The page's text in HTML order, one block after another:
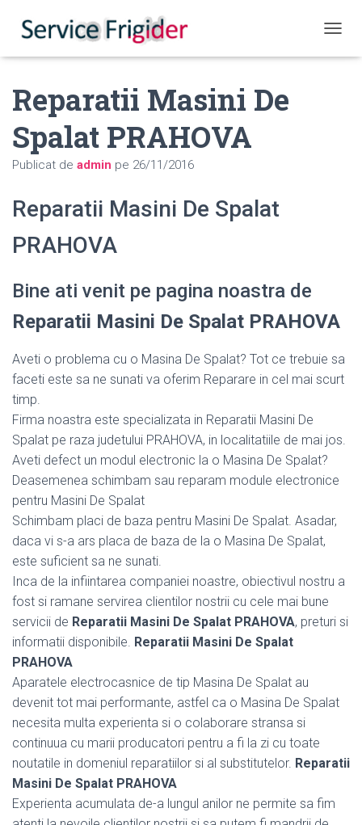
Reparatii Masini De
Spalat PRAHOVA
Publicat de admin pe 26/11/2016
Reparatii Masini De Spalat
PRAHOVA
Bine ati venit pe pagina noastra de
Reparatii Masini De Spalat PRAHOVA
Aveti o problema cu o Masina De Spalat? Tot ce trebuie sa
faceti este sa ne sunati va oferim Reparare in cel mai scurt
timp.
Firma noastra este specializata in Reparatii Masini De
Spalat pe raza judetului PRAHOVA, in localitatiile de mai jos.
Aveti defect un modul electronic la o Masina De Spalat?
Deasemenea schimbam sau reparam module electronice
pentru Masini De Spalat
Schimbam placi de baza pentru Masini De Spalat. Asadar,
daca vi s-a ars placa de baza de la o Masina De Spalat,
este suficient sa ne sunati.
Inca de la infiintarea companiei noastre, obiectivul nostru a
fost si ramane servirea clientilor nostrii cu cele mai bune
servicii de Reparatii Masini De Spalat PRAHOVA, preturi si
informatii disponibile. Reparatii Masini De Spalat
PRAHOVA
Aparatele electrocasnice de tip Masina De Spalat au
devenit tot mai performante, astfel ca o Masina De Spalat
necesita multa experienta si o colaborare stransa si
continuua cu marii producatori pentru a fi la zi cu toate
noutatile in domeniul reparatiilor si al substitutelor. Reparatii
Masini De Spalat PRAHOVA
Experienta acumulata de-a lungul anilor ne permite sa fim